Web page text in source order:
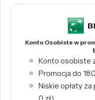
Konto Osobiste w
Konto osobiste
Promocja do
Niskie opłaty za